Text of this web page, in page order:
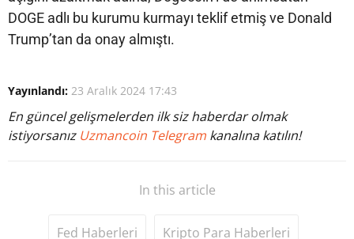
DOGE adlı bu kurumu kurmayı teklif etmiş ve Donald
Trump’tan da onay almıştı.
Yayınlandı: 23 Aralık 2024 17:43
En güncel gelişmelerden ilk siz haberdar olmak
istiyorsanız Uzmancoin Telegram kanalına katılın!
In this article
Fed Haberleri Kripto Para Haberleri